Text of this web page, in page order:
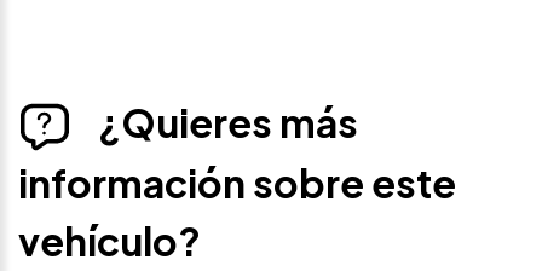
¿Quieres más
información sobre este
vehículo?